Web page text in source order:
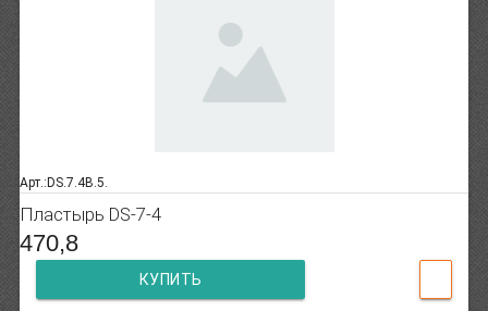
Арт.:DS.7.4B.5.
Пластырь DS-7-4
470,8
КУПИТЬ